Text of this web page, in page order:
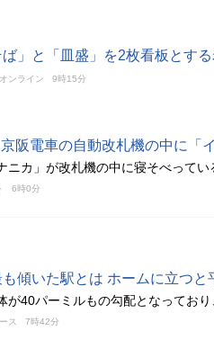
ば」と「皿盛」を2枚看板とす
ンライン 9時15分
阪電車の自動改札機の中に「
ニカ」が改札機の中に寝そべってい
6時0分
も傾いた駅とは ホームに立つ
が40パーミルもの勾配となってお
ス 7時42分